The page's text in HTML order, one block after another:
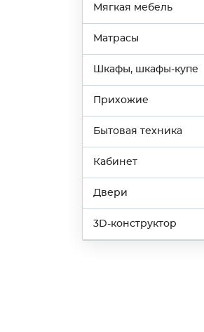
Мягкая мебель
Матрасы
Шкафы, шкафы-купе
Прихожие
Бытовая техника
Кабинет
Двери
3D-конструктор